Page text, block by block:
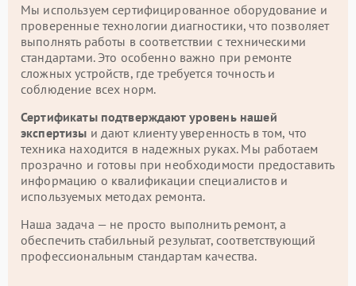
Мы используем сертифицированное оборудование и
проверенные технологии диагностики, что позволяет
выполнять работы в соответствии с техническими
стандартами. Это особенно важно при ремонте
сложных устройств, где требуется точность и
соблюдение всех норм.
Сертификаты подтверждают уровень нашей
экспертизы и дают клиенту уверенность в том, что
техника находится в надежных руках. Мы работаем
прозрачно и готовы при необходимости предоставить
информацию о квалификации специалистов и
используемых методах ремонта.
Наша задача — не просто выполнить ремонт, а
обеспечить стабильный результат, соответствующий
профессиональным стандартам качества.